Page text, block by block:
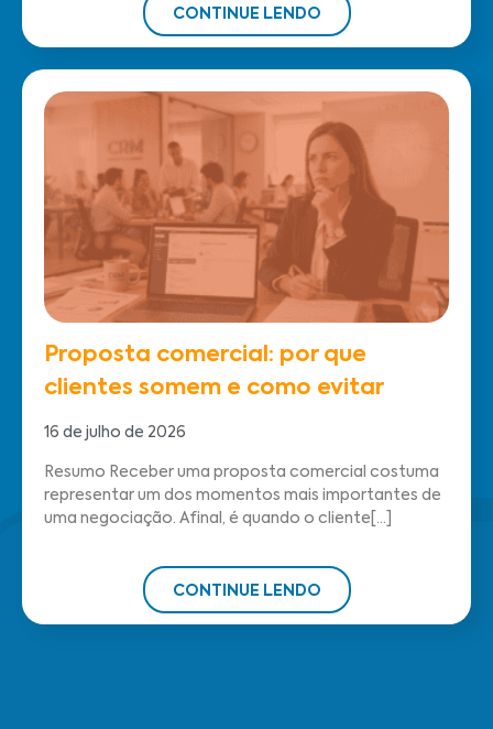
CONTINUE LENDO
Proposta comercial: por que
clientes somem e como evitar
16 de julho de 2026
Resumo Receber uma proposta comercial costuma
representar um dos momentos mais importantes de
uma negociação. Afinal, é quando o cliente[...]
CONTINUE LENDO